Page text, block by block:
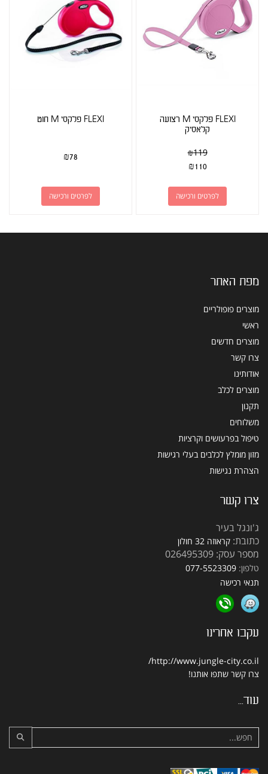
FLEXI פלקסי M רצועה
קלאסיק
₪119
₪110
לפרטים ורכישה
FLEXI פלקסי M חוט
₪78
לפרטים ורכישה
מפת האתר
מוצרים פופולריים
ראשי
מוצרים חדשים
צרו קשר
אודותינו
מוצרים לכלב
תקנון
משלוחים
טיפול בפרעושים וקרציות
מזון מומלץ לכלבים בעלי רגישות
הצהרת נגישות
צרו קשר
ג'ונגל בעיר
כתובת: קראוזה 32 חולון
מספר עסק: 026495309
טלפון: 077-5523309
תנאי רכישה
עקבו אחרינו
http://www.jungle-city.co.il/
צרו קשר שתפו אותנו!
עוד...